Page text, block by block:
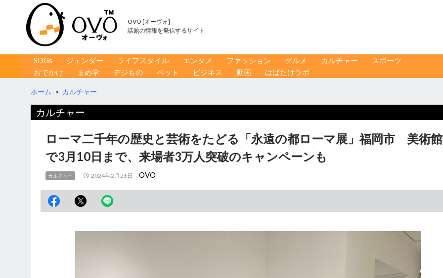
OVO [オーヴォ]
話題の情報を発信するサイト
コンテンツへ移動
SDGs ジェンダー ライフスタイル エンタメ ファッション グルメ カルチャー
スポーツ
おでかけ
まめ学 デジもの ペット ビジネス 動画 はばたけラボ
ホーム > カルチャー
カルチャー
ローマ二千年の歴史と芸術をたどる「永遠の都ローマ展」福岡市 美術館
で3月10日まで、来場者3万人突破のキャンペーンも
カルチャー 2024年2月26日 OVO